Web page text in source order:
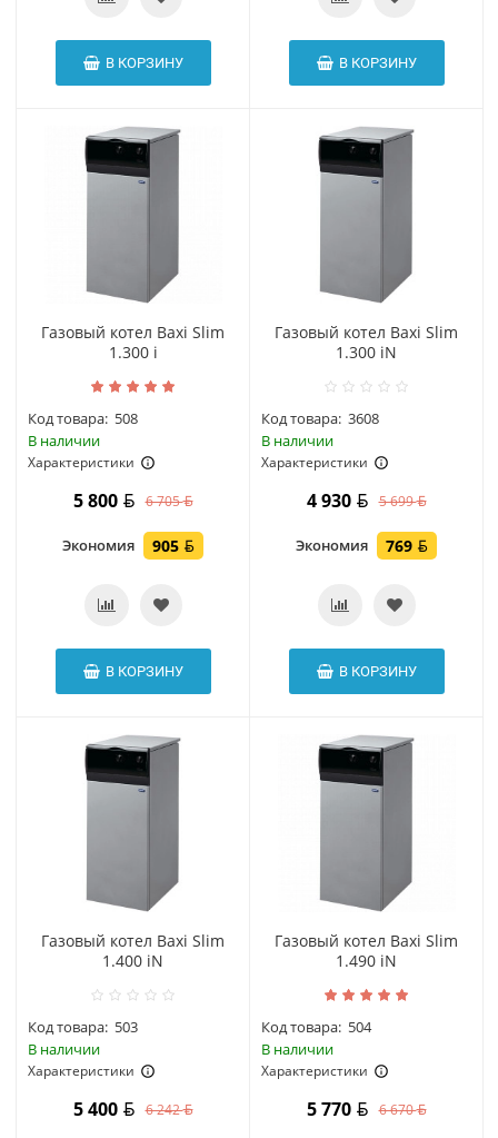
В КОРЗИНУ В КОРЗИНУ
Газовый котел Baxi Slim
1.300 i
Код товара: 508
В наличии
Характеристики
5 800 6 705
Экономия 905
В КОРЗИНУ
Газовый котел Baxi Slim
1.300 iN
Код товара: 3608
В наличии
Характеристики
4 930 5 699
Экономия 769
В КОРЗИНУ
Газовый котел Baxi Slim
1.400 iN
Код товара: 503
В наличии
Характеристики
5 400 6 242
Газовый котел Baxi Slim
1.490 iN
Код товара: 504
В наличии
Характеристики
5 770 6 670